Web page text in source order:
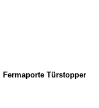
Fermaporte Türstopper